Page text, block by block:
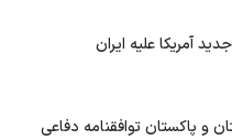
آمریکا علیه ایران
و پاکستان توافقنامه دفاعی